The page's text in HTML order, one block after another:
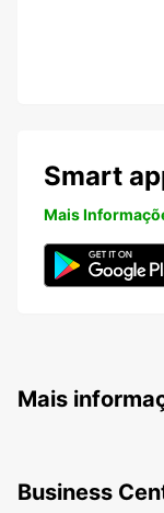
Smart
Mais
Mais
Business